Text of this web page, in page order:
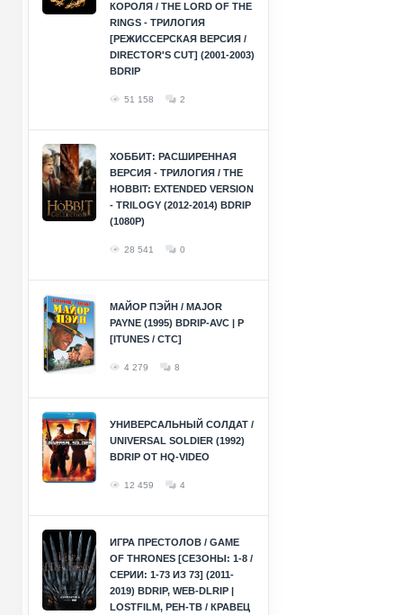
КОРОЛЯ / THE LORD OF THE
RINGS - ТРИЛОГИЯ
[РЕЖИССЕРСКАЯ ВЕРСИЯ /
DIRECTOR'S CUT] (2001-2003)
BDRIP
51 158 2
ХОББИТ: РАСШИРЕННАЯ
ВЕРСИЯ - ТРИЛОГИЯ / THE
HOBBIT: EXTENDED VERSION
- TRILOGY (2012-2014) BDRIP
(1080P)
28 541 0
МАЙОР ПЭЙН / MAJOR
PAYNE (1995) BDRIP-AVC | P
[ITUNES / СТС]
4 279 8
УНИВЕРСАЛЬНЫЙ СОЛДАТ /
UNIVERSAL SOLDIER (1992)
BDRIP ОТ HQ-VIDEO
12 459 4
ИГРА ПРЕСТОЛОВ / GAME
OF THRONES [СЕЗОНЫ: 1-8 /
СЕРИИ: 1-73 ИЗ 73] (2011-
2019) BDRIP, WEB-DLRIP |
LOSTFILM, РЕН-ТВ / КРАВЕЦ